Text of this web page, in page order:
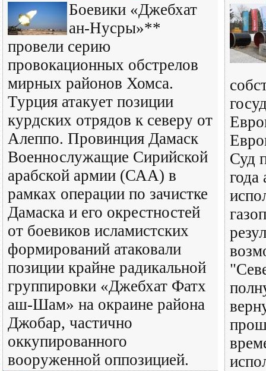
Боевики «Джебхат
ан-Нусры»**
провели серию
провокационных обстрелов
мирных районов Хомса.
Турция атакует позиции
курдских отрядов к северу от
Алеппо. Провинция Дамаск
Военнослужащие Сирийской
арабской армии (САА) в
рамках операции по зачистке
Дамаска и его окрестностей
от боевиков исламистских
формирований атаковали
позиции крайне радикальной
группировки «Джебхат Фатх
аш-Шам» на окраине района
Джобар, частично
оккупированного
вооруженной оппозицией.
Суд
года